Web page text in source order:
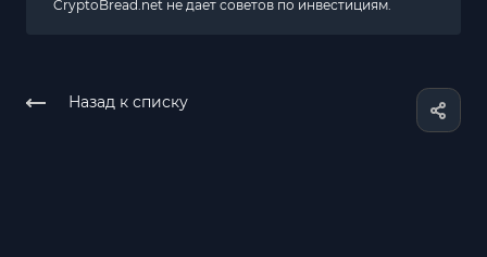
CryptoBread.net не дает советов по инвестициям.
Назад к списку